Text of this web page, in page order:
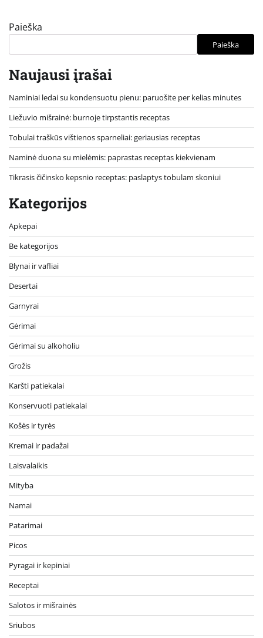
Paieška
Paieška
Naujausi įrašai
Naminiai ledai su kondensuotu pienu: paruošite per kelias minutes
Liežuvio mišrainė: burnoje tirpstantis receptas
Tobulai traškūs vištienos sparneliai: geriausias receptas
Naminė duona su mielėmis: paprastas receptas kiekvienam
Tikrasis čičinsko kepsnio receptas: paslaptys tobulam skoniui
Kategorijos
Apkepai
Be kategorijos
Blynai ir vafliai
Desertai
Garnyrai
Gėrimai
Gėrimai su alkoholiu
Grožis
Karšti patiekalai
Konservuoti patiekalai
Košės ir tyrės
Kremai ir padažai
Laisvalaikis
Mityba
Namai
Patarimai
Picos
Pyragai ir kepiniai
Receptai
Salotos ir mišrainės
Sriubos